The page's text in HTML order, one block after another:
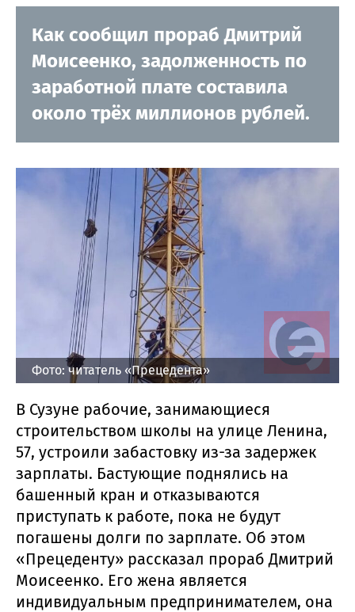
Как сообщил прораб Дмитрий
Моисеенко, задолженность по
заработной плате составила
около трёх миллионов рублей.
Фото: читатель «Прецедента»
В Сузуне рабочие, занимающиеся
строительством школы на улице Ленина,
57, устроили забастовку из-за задержек
зарплаты. Бастующие поднялись на
башенный кран и отказываются
приступать к работе, пока не будут
погашены долги по зарплате. Об этом
«Прецеденту» рассказал прораб Дмитрий
Моисеенко. Его жена является
индивидуальным предпринимателем, она